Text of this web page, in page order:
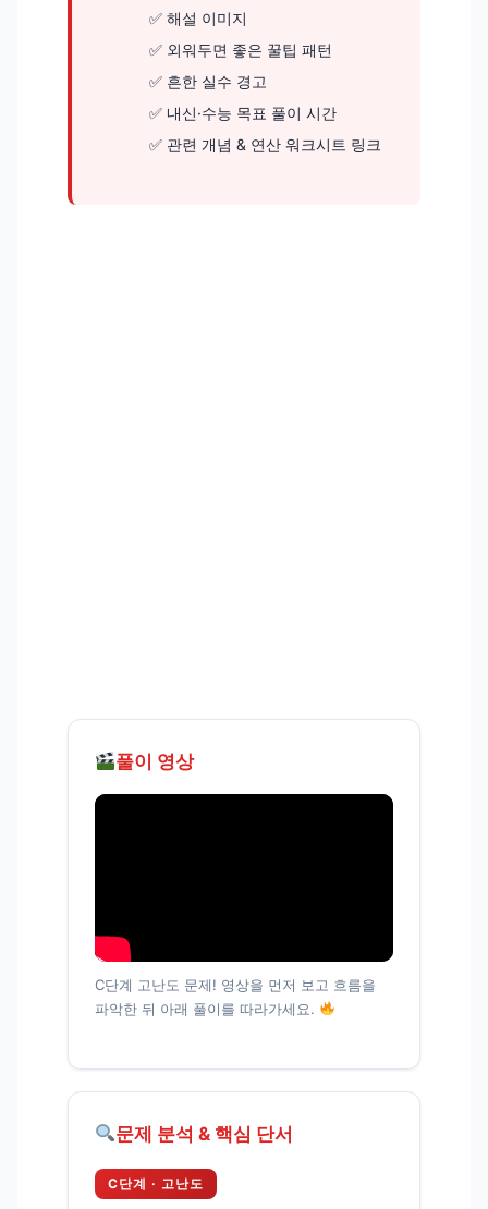
해설 이미지
외워두면 좋은 꿀팁 패턴
흔한 실수 경고
내신·수능 목표 풀이 시간
관련 개념 & 연산 워크시트 링크
풀이 영상
C단계 고난도 문제! 영상을 먼저 보고 흐름을
파악한 뒤 아래 풀이를 따라가세요.
문제 분석 & 핵심 단서
C단계 · 고난도